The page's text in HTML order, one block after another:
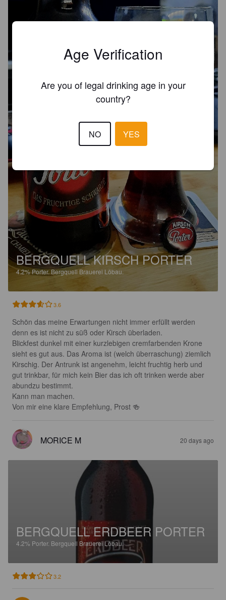
BERGQUELL KIRSCH PORTER
4.2%Porter.Bergquell Brauerei Löbau.
3.6
Schön das meine Erwartungen nicht immer erfüllt werden
denn es ist nicht zu süß oder Kirsch überladen.
Blickfest dunkel mit einer kurzlebigen cremfarbenden Krone
sieht es gut aus. Das Aroma ist (welch überraschung) ziemlich
Kirschig. Der Antrunk ist angenehm, leicht fruchtig herb und
gut trinkbar, für mich kein Bier das ich oft trinken werde aber
abundzu bestimmt.
Kann man machen.
Von mir eine klare Empfehlung, Prost 🍻
MORICE M 20 days ago
BERGQUELL ERDBEER PORTER
4.2% Porter. Bergquell Brauerei Löbau.
3.2
Age Verification
Are you of legal drinking age in your
country?
NO YES